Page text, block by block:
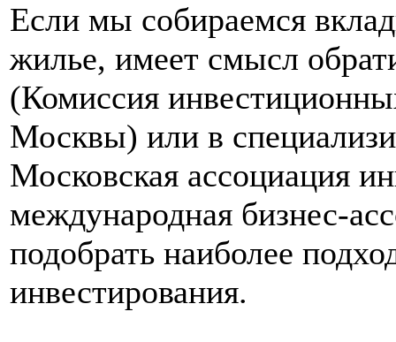
Если мы собираемся
жилье, имеет смысл
(Комиссия
Москвы) или в
Московская ассоциация
международная бизнес-
подобрать наиболее
инвестирования.